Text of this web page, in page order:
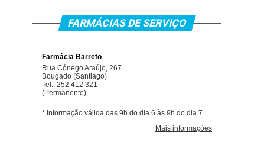
FARMÁCIAS DE SERVIÇO